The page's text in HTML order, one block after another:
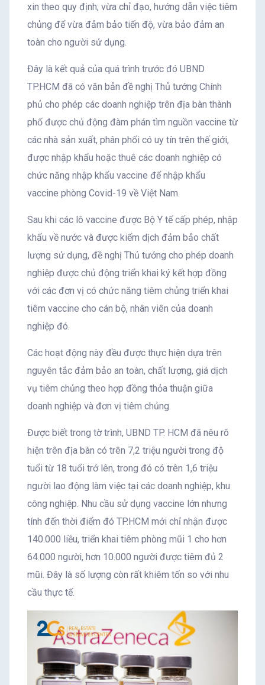
xin theo quy định; vừa chỉ đạo, hướng dẫn việc tiêm
chủng để vừa đảm bảo tiến độ, vừa bảo đảm an
toàn cho người sử dụng.
Đây là kết quả của quá trình trước đó UBND
TP.HCM đã có văn bản đề nghị Thủ tướng Chính
phủ cho phép các doanh nghiệp trên địa bàn thành
phố được chủ động đàm phán tìm nguồn vaccine từ
các nhà sản xuất, phân phối có uy tín trên thế giới,
được nhập khẩu hoặc thuê các doanh nghiệp có
chức năng nhập khẩu vaccine để nhập khẩu
vaccine phòng Covid-19 về Việt Nam.
Sau khi các lô vaccine được Bộ Y tế cấp phép, nhập
khẩu về nước và được kiểm dịch đảm bảo chất
lượng sử dụng, đề nghị Thủ tướng cho phép doanh
nghiệp được chủ động triển khai ký kết hợp đồng
với các đơn vị có chức năng tiêm chủng triển khai
tiêm vaccine cho cán bộ, nhân viên của doanh
nghiệp đó.
Các hoạt động này đều được thực hiện dựa trên
nguyên tắc đảm bảo an toàn, chất lượng, giá dịch
vụ tiêm chủng theo hợp đồng thỏa thuận giữa
doanh nghiệp và đơn vị tiêm chủng.
Được biết trong tờ trình, UBND TP. HCM đã nêu rõ
hiện trên địa bàn có trên 7,2 triệu người trong độ
tuổi từ 18 tuổi trở lên, trong đó có trên 1,6 triệu
người lao động làm việc tại các doanh nghiệp, khu
công nghiệp. Nhu cầu sử dụng vaccine lớn nhưng
tính đến thời điểm đó TP.HCM mới chỉ nhận được
140.000 liều, triển khai tiêm phòng mũi 1 cho hơn
64.000 người, hơn 10.000 người được tiêm đủ 2
mũi. Đây là số lượng còn rất khiêm tốn so với nhu
cầu thực tế.